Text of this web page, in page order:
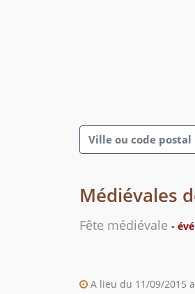
Médiévales
Fête médiévale -
A lieu du 11/09/2015